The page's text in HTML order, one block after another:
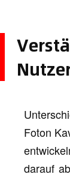
Foton
darauf